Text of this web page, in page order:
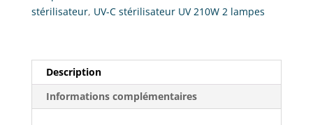
UV
stérilisateur, UV-C stérilisateur UV 210W 2 lampes
Description
Informations complémentaires